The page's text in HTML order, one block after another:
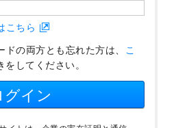
こちら
ドの両方とも忘れた方は、 こ
してください。
グイン